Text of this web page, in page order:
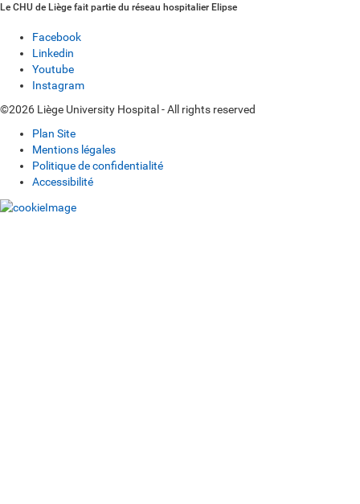
Le CHU de Liège fait partie du réseau hospitalier Elipse
Facebook
Linkedin
Youtube
Instagram
©2026 Liège University Hospital - All rights reserved
Plan Site
Mentions légales
Politique de confidentialité
Accessibilité